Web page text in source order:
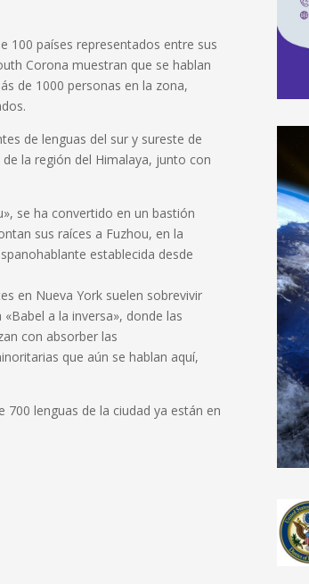
100 países representados entre sus
Corona muestran que se hablan
de 1000 personas en la zona,
de lenguas del sur y sureste de
la región del Himalaya, junto con
se ha convertido en un bastión
sus raíces a Fuzhou, en la
establecida desde
en Nueva York suelen sobrevivir
a la inversa», donde las
con absorber las
que aún se hablan aquí,
lenguas de la ciudad ya están en